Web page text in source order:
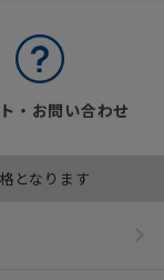
・お問い合わせ
となります